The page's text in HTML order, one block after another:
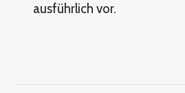
ausführlich vor.